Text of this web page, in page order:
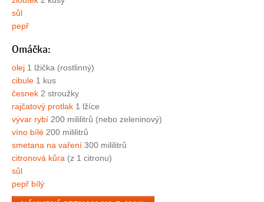
sůl
pepř
Omáčka:
olej 1 lžička (rostlinný)
cibule 1 kus
česnek 2 stroužky
rajčatový protlak 1 lžíce
vývar rybí 200 mililitrů (nebo zeleninový)
víno bílé 200 mililitrů
smetana na vaření 300 mililitrů
citronová kůra (z 1 citronu)
sůl
pepř bílý